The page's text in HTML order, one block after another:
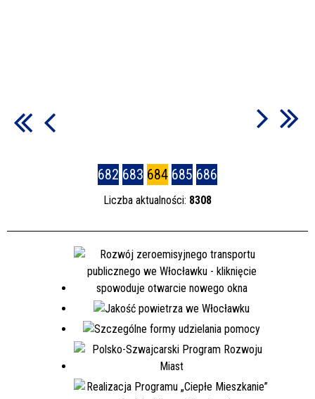
682 683 684 685 686
Liczba aktualności: 8308